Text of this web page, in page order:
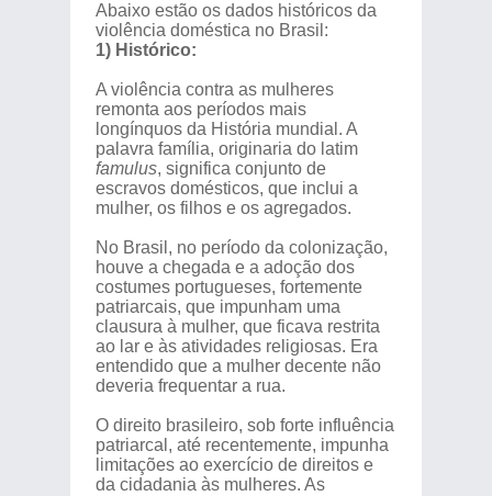
Abaixo estão os dados históricos da
violência doméstica no Brasil:
1) Histórico:
A violência contra as mulheres
remonta aos períodos mais
longínquos da História mundial. A
palavra família, originaria do latim
famulus, significa conjunto de
escravos domésticos, que inclui a
mulher, os filhos e os agregados.
No Brasil, no período da colonização,
houve a chegada e a adoção dos
costumes portugueses, fortemente
patriarcais, que impunham uma
clausura à mulher, que ficava restrita
ao lar e às atividades religiosas. Era
entendido que a mulher decente não
deveria frequentar a rua.
O direito brasileiro, sob forte influência
patriarcal, até recentemente, impunha
limitações ao exercício de direitos e
da cidadania às mulheres. As